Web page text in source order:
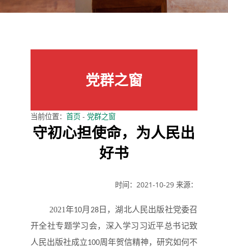
党群之窗
当前位置： 首页- 党群之窗
守初心担使命，为人民出
好书
时间：2021-10-29 来源：
2021年10月 28日，湖北人民出版社党委召
开全社专题学习会，深入学习习近平总书记致
人民出版社成立100周年贺信精神，研究如何不